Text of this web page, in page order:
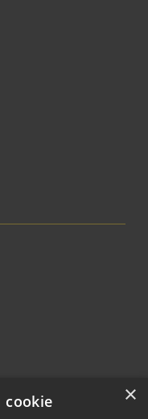
×
cookie